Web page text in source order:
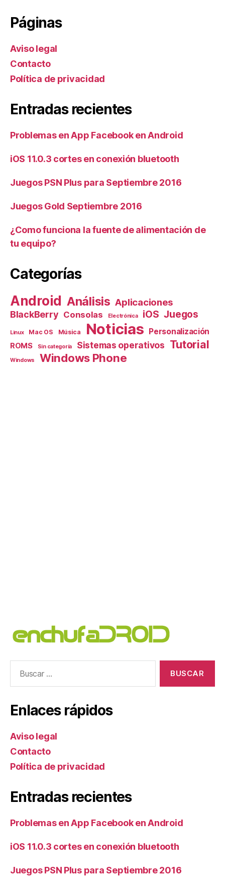
Páginas
Aviso legal
Contacto
Política de privacidad
Entradas recientes
Problemas en App Facebook en Android
iOS 11.0.3 cortes en conexión bluetooth
Juegos PSN Plus para Septiembre 2016
Juegos Gold Septiembre 2016
¿Como funciona la fuente de alimentación de
tu equipo?
Categorías
Android Análisis Aplicaciones
BlackBerry Consolas Electrónica iOS Juegos
Linux Mac OS Música Noticias Personalización
ROMS Sin categoría Sistemas operativos Tutorial
Windows Windows Phone
Enlaces rápidos
Aviso legal
Contacto
Política de privacidad
Entradas recientes
Problemas en App Facebook en Android
iOS 11.0.3 cortes en conexión bluetooth
Juegos PSN Plus para Septiembre 2016